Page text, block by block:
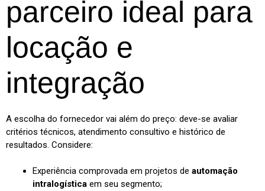
parceiro ideal para
locação e
integração
A escolha do fornecedor vai além do preço: deve-se avaliar
critérios técnicos, atendimento consultivo e histórico de
resultados. Considere:
Experiência comprovada em projetos de automação
intralogística em seu segmento;